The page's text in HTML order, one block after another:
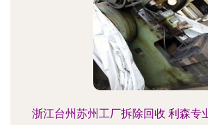
浙江台州苏州工厂拆除回收 利森专